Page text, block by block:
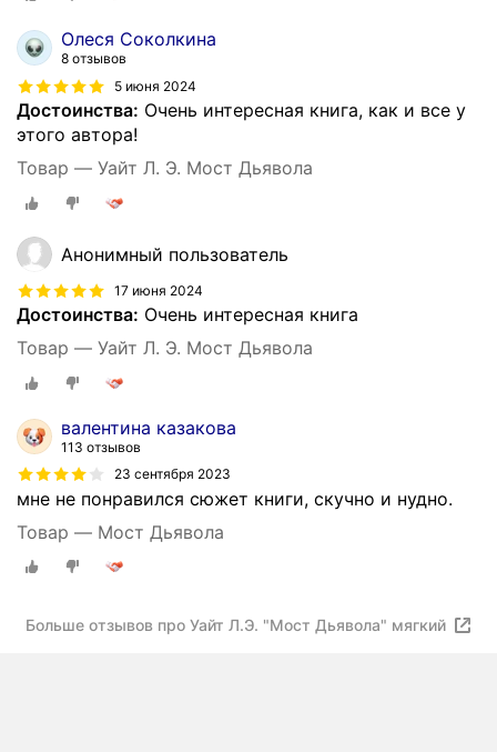
Олеся Соколкина
8 отзывов
5 июня 2024
Достоинства: Очень интересная книга, как и все у
этого автора!
Товар — Уайт Л. Э. Мост Дьявола
Анонимный пользователь
17 июня 2024
Достоинства: Очень интересная книга
Товар — Уайт Л. Э. Мост Дьявола
валентина казакова
113 отзывов
23 сентября 2023
мне не понравился сюжет книги, скучно и нудно.
Товар — Мост Дьявола
Больше отзывов про Уайт Л.Э. "Мост Дьявола" мягкий